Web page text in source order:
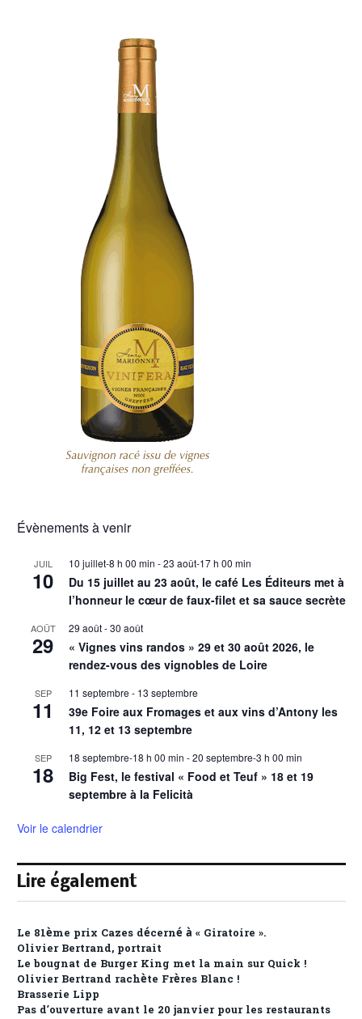
Évènements à venir
JUIL
10
10 juillet-8 h 00 min -23 août-17 h 00 min
Du 15 juillet au 23 août, le café Les Éditeurs met à
l’honneur le cœur de faux-filet et sa sauce secrète
AOÛT
29
29 août-30 août
« Vignes vins randos » 29 et 30 août 2026, le
rendez-vous des vignobles de Loire
SEP
11
11 septembre - 13 septembre
39e Foire aux Fromages et aux vins d’Antony les
11, 12 et 13 septembre
SEP
18
18 septembre-18 h 00 min -20 septembre-3 h 00 min
Big Fest, le festival « Food et Teuf » 18 et 19
septembre à la Felicità
Voir le calendrier
Lire également
Le 81ème prix Cazes décerné à « Giratoire ».
Olivier Bertrand, portrait
Le bougnat de Burger King met la main sur Quick !
Olivier Bertrand rachète Frères Blanc !
Brasserie Lipp
Pas d’ouverture avant le 20 janvier pour les restaurants